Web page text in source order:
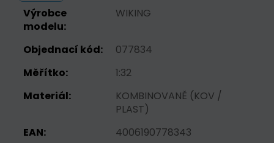
Výrobce
modelu:
WIKING
Objednací kód:
077834
Měřítko:
1:32
Materiál:
KOMBINOVANĚ (KOV /
PLAST)
EAN:
4006190778343